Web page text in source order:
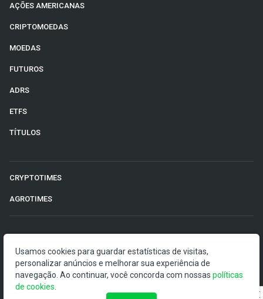
AÇÕES AMERICANAS
CRIPTOMOEDAS
MOEDAS
FUTUROS
ADRS
ETFS
TÍTULOS
CRYPTOTIMES
AGROTIMES
O Money Times publica matérias de cunho jornalístico, que
visam a democratização da informação. Nossas
publicações devem ser compreendidas como boletins
Usamos cookies para guardar estatísticas de visitas,
personalizar anúncios e melhorar sua experiência de
navegação. Ao continuar, você concorda com nossas políticas
de cookies